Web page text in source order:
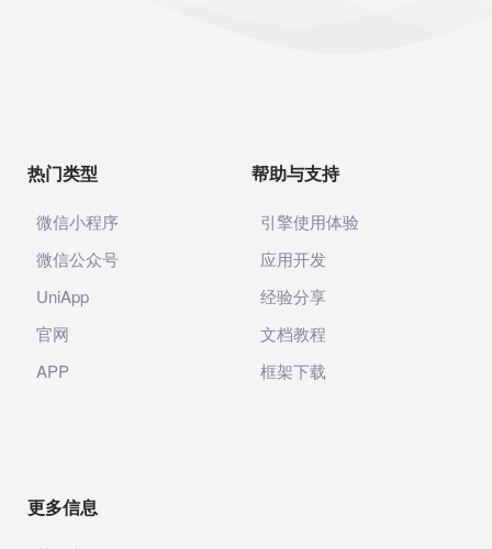
热门类型
微信小程序
微信公众号
UniApp
官网
APP
帮助与支持
引擎使用体验
应用开发
经验分享
文档教程
框架下载
更多信息